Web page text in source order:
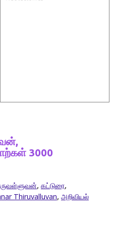
3000
, கட்டுரை,
Thiruvalluvan, அறிவியல்